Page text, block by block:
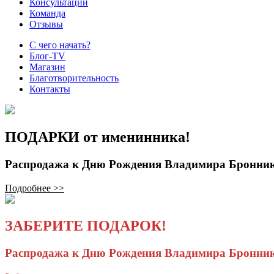
Консультации
Команда
Отзывы
С чего начать?
Блог-TV
Магазин
Благотворительность
Контакты
ПОДАРКИ от именинника!
Распродажа к Дню Рождения Владимира
Подробнее >>
ЗАБЕРИТЕ ПОДАРОК!
Распродажа к Дню Рождения Владимира